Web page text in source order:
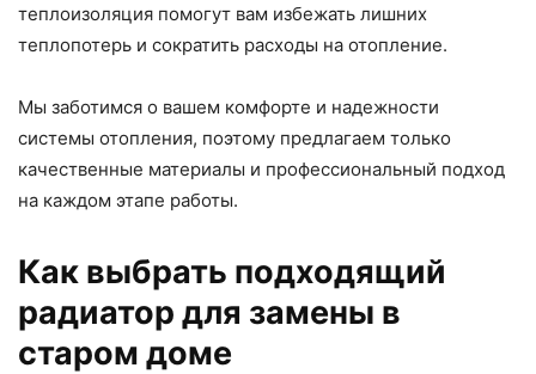
теплоизоляция помогут вам избежать лишних
теплопотерь и сократить расходы на отопление.
Мы заботимся о вашем комфорте и надежности
системы отопления, поэтому предлагаем только
качественные материалы и профессиональный подход
на каждом этапе работы.
Как выбрать подходящий
радиатор для замены в
старом доме